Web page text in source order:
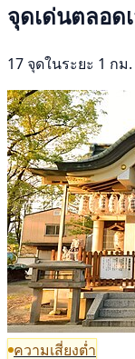
จุดเด่นตลอด
17 จุดในระยะ 1 กม
ความเสี่ยงต่ำ